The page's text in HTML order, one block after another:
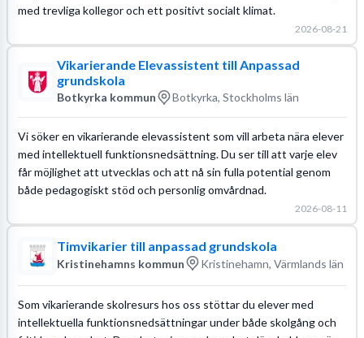
med trevliga kollegor och ett positivt socialt klimat.
2026-08-21
Vikarierande Elevassistent till Anpassad
grundskola
Botkyrka kommun Botkyrka, Stockholms län
Vi söker en vikarierande elevassistent som vill arbeta nära elever
med intellektuell funktionsnedsättning. Du ser till att varje elev
får möjlighet att utvecklas och att nå sin fulla potential genom
både pedagogiskt stöd och personlig omvårdnad.
2026-08-11
Timvikarier till anpassad grundskola
Kristinehamns kommun Kristinehamn, Värmlands län
Som vikarierande skolresurs hos oss stöttar du elever med
intellektuella funktionsnedsättningar under både skolgång och